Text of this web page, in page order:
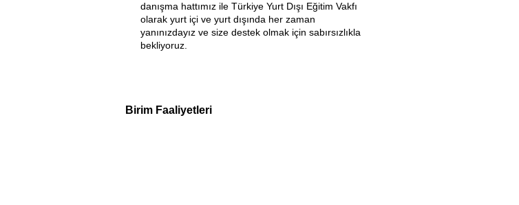
danışma hattımız ile Türkiye Yurt Dışı Eğitim Vakfı
olarak yurt içi ve yurt dışında her zaman
yanınızdayız ve size destek olmak için sabırsızlıkla
bekliyoruz.
Birim Faaliyetleri